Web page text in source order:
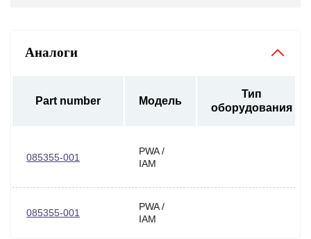
Аналоги
Part number Модель
Тип
оборудования
085355-001
PWA /
IAM
085355-001
PWA /
IAM